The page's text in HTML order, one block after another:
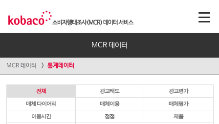
MCR 데이터
MCR 데이터 통계데이터
전체 광고태도 광고평가
매체 다이어리 매체이용 매체평가
이용시간 접점 제품